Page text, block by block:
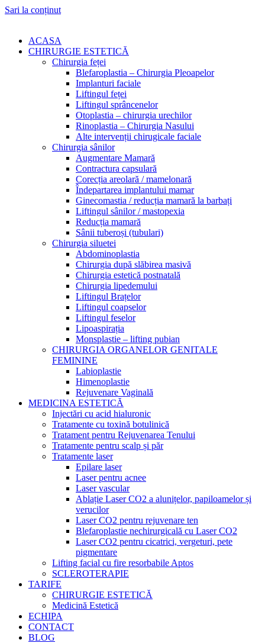
Sari la conținut
ACASA
CHIRURGIE ESTETICĂ
Chirurgia feței
Blefaroplastia – Chirurgia Pleoapelor
Implanturi faciale
Liftingul feței
Liftingul sprâncenelor
Otoplastia – chirurgia urechilor
Rinoplastia – Chirurgia Nasului
Alte intervenții chirugicale faciale
Chirurgia sânilor
Augmentare Mamară
Contractura capsulară
Corecția areolară / mamelonară
Îndepartarea implantului mamar
Ginecomastia / reducția mamară la barbați
Liftingul sânilor / mastopexia
Reducția mamară
Sânii tuberoși (tubulari)
Chirurgia siluetei
Abdominoplastia
Chirurgia după slăbirea masivă
Chirurgia estetică postnatală
Chirurgia lipedemului
Liftingul Brațelor
Liftingul coapselor
Liftingul feselor
Lipoaspirația
Monsplastie – lifting pubian
CHIRURGIA ORGANELOR GENITALE
FEMININE
Labioplastie
Himenoplastie
Rejuvenare Vaginală
MEDICINA ESTETICĂ
Injectări cu acid hialuronic
Tratamente cu toxină botulinică
Tratament pentru Rejuvenarea Tenului
Tratamente pentru scalp și păr
Tratamente laser
Epilare laser
Laser pentru acnee
Laser vascular
Ablație Laser CO2 a alunițelor, papiloamelor și
verucilor
Laser CO2 pentru rejuvenare ten
Blefaroplastie nechirurgicală cu Laser CO2
Laser CO2 pentru cicatrici, vergeturi, pete
pigmentare
Lifting facial cu fire resorbabile Aptos
SCLEROTERAPIE
TARIFE
CHIRURGIE ESTETICĂ
Medicină Estetică
ECHIPA
CONTACT
BLOG